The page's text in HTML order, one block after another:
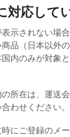
対応して
示されない場
品（日本以外
内のみが対象と
所在は、運送
わせください。
にご登録のメ